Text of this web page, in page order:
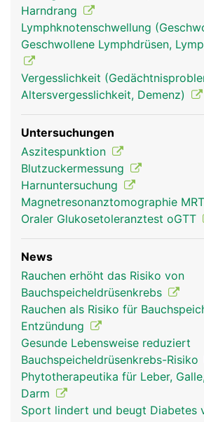
pankreas frau
pankreas mann
Harndrang
Lymphknotenschwellung
Geschwollene Lymphdrüsen,
Vergesslichkeit
Altersvergesslichkeit, Demenz)
Untersuchungen
Aszitespunktion
Blutzuckermessung
Harnuntersuchung
Magnetresonanztomographie MRT
Oraler Glukosetoleranztest oGTT
News
Rauchen erhöht das Risiko von
Bauchspeicheldrüsenkrebs
Rauchen als Risiko für
Entzündung
Gesunde Lebensweise reduziert
Bauchspeicheldrüsenkrebs-Risiko
Phytotherapeutika für Leber,
Darm
Sport lindert und beugt Diabetes